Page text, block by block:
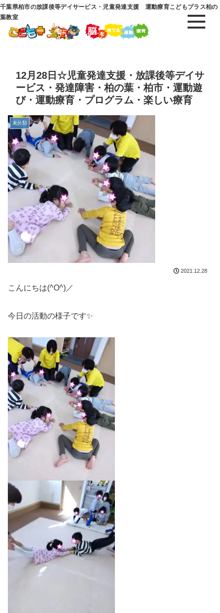
千葉県柏市の放課後等デイサービス・児童発達支援 運動療育こどもプラス柏の
葉教室
12月28日☆児童発達支援・放課後等デイサ
ービス・発達障害・柏の葉・柏市・運動遊
び・運動療育・プログラム・楽しい療育
未分類
2021.12.28
こんにちは(^O^)／
今日の活動の様子です✨